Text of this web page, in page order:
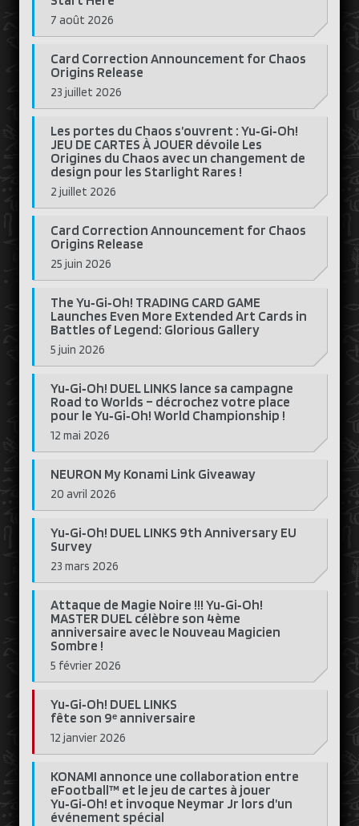
7 août 2026
Card Correction Announcement for Chaos
Origins Release
23 juillet 2026
Les portes du Chaos s’ouvrent : Yu‑Gi‑Oh!
JEU DE CARTES À JOUER dévoile Les
Origines du Chaos avec un changement de
design pour les Starlight Rares !
2 juillet 2026
Card Correction Announcement for Chaos
Origins Release
25 juin 2026
The Yu‑Gi‑Oh! TRADING CARD GAME
Launches Even More Extended Art Cards in
Battles of Legend: Glorious Gallery
5 juin 2026
Yu‑Gi‑Oh! DUEL LINKS lance sa campagne
Road to Worlds – décrochez votre place
pour le Yu‑Gi‑Oh! World Championship !
12 mai 2026
NEURON My Konami Link Giveaway
20 avril 2026
Yu‑Gi‑Oh! DUEL LINKS 9th Anniversary EU
Survey
23 mars 2026
Attaque de Magie Noire !!! Yu‑Gi‑Oh!
MASTER DUEL célèbre son 4ème
anniversaire avec le Nouveau Magicien
Sombre !
5 février 2026
Yu‑Gi‑Oh! DUEL LINKS
fête son 9ᵉ anniversaire
12 janvier 2026
KONAMI annonce une collaboration entre
eFootball™ et le jeu de cartes à jouer
Yu‑Gi‑Oh! et invoque Neymar Jr lors d’un
événement spécial